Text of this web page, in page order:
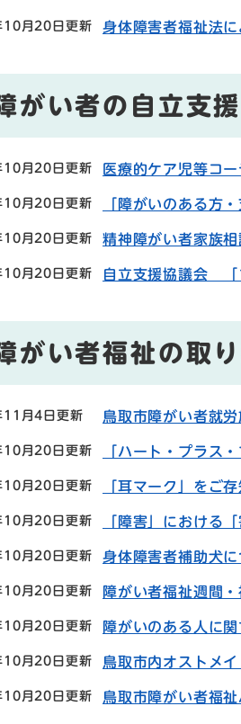
月20日更新 身体障害者福祉法
がい者の自立支援
月20日更新 医療的ケア児等コ
月20日更新 「障がいのある方
月20日更新 精神障がい者家族
月20日更新 自立支援協議会 「
がい者福祉の取
月4日更新 鳥取市障がい者就
月20日更新 「ハート・プラス
月20日更新 「耳マーク」をご存
月20日更新 「障害」における
月20日更新 身体障害者補助犬に
月20日更新 障がい者福祉週間
月20日更新 障がいのある人に
月20日更新 鳥取市内オストメ
月20日更新 鳥取市障がい者福